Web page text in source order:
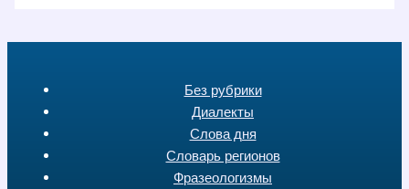
Без рубрики
Диалекты
Слова дня
Словарь регионов
Фразеологизмы